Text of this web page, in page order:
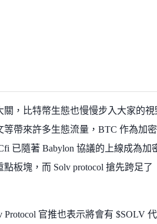
關，比特幣生態也慢慢步入大家的視
等帶來許多生態流量，BTC 作為加
已隨著 Babylon 協議的上線成為加
板塊，而 Solv protocol 搶先跨足了
Protocol 官推也表示將會有 $SOLV